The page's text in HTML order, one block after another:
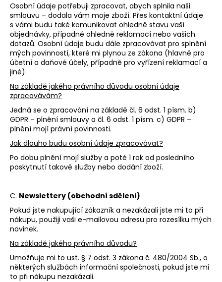
Osobní údaje potřebuji zpracovat, abych splnila naši
smlouvu – dodala vám moje zboží. Přes kontaktní údaje
s vámi budu také komunikovat ohledně stavu vaší
objednávky, případně ohledně reklamací nebo vašich
dotazů. Osobní údaje budu dále zpracovávat pro splnění
mých povinností, které mi plynou ze zákona (hlavně pro
účetní a daňové účely, případně pro vyřízení reklamací a
jiné).
Na základě jakého právního důvodu osobní údaje
zpracovávám?
Jedná se o zpracování na základě čl. 6 odst. 1 písm. b)
GDPR – plnění smlouvy a čl. 6 odst. 1 písm. c) GDPR –
plnění mojí právní povinnosti.
Jak dlouho budu osobní údaje zpracovávat?
Po dobu plnění mojí služby a poté 1 rok od posledního
poskytnutí takové služby nebo dodání zboží.
C. Newslettery (obchodní sdělení)
Pokud jste nakupující zákazník a nezakázali jste mi to při
nákupu, použiji vaši e-mailovou adresu pro rozesílku mých
novinek.
Na základě jakého právního důvodu?
Umožňuje mi to ust. § 7 odst. 3 zákona č. 480/2004 Sb., o
některých službách informační společnosti, pokud jste mi
to při nákupu nezakázali.